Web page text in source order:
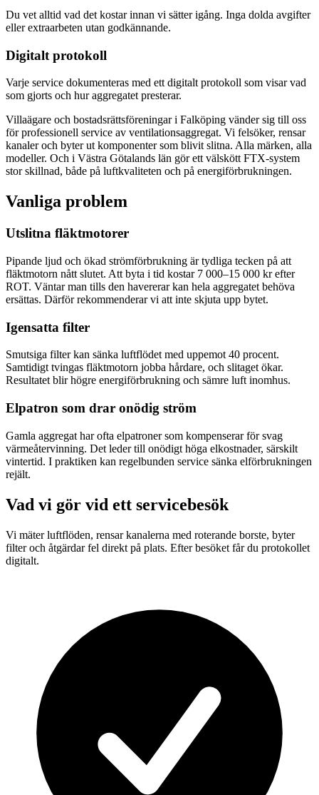
Du vet alltid vad det kostar innan vi sätter igång. Inga dolda avgifter
eller extraarbeten utan godkännande.
Digitalt protokoll
Varje service dokumenteras med ett digitalt protokoll som visar vad
som gjorts och hur aggregatet presterar.
Villaägare och bostadsrättsföreningar i Falköping vänder sig till oss
för professionell service av ventilationsaggregat. Vi felsöker, rensar
kanaler och byter ut komponenter som blivit slitna. Alla märken, alla
modeller. Och i Västra Götalands län gör ett välskött FTX-system
stor skillnad, både på luftkvaliteten och på energiförbrukningen.
Vanliga problem
Utslitna fläktmotorer
Pipande ljud och ökad strömförbrukning är tydliga tecken på att
fläktmotorn nått slutet. Att byta i tid kostar 7 000–15 000 kr efter
ROT. Väntar man tills den havererar kan hela aggregatet behöva
ersättas. Därför rekommenderar vi att inte skjuta upp bytet.
Igensatta filter
Smutsiga filter kan sänka luftflödet med uppemot 40 procent.
Samtidigt tvingas fläktmotorn jobba hårdare, och slitaget ökar.
Resultatet blir högre energiförbrukning och sämre luft inomhus.
Elpatron som drar onödig ström
Gamla aggregat har ofta elpatroner som kompenserar för svag
värmeåtervinning. Det leder till onödigt höga elkostnader, särskilt
vintertid. I praktiken kan regelbunden service sänka elförbrukningen
rejält.
Vad vi gör vid ett servicebesök
Vi mäter luftflöden, rensar kanalerna med roterande borste, byter
filter och åtgärdar fel direkt på plats. Efter besöket får du protokollet
digitalt.